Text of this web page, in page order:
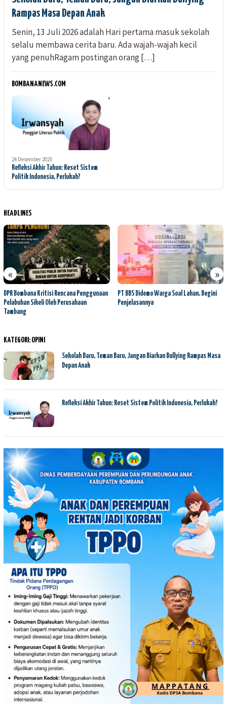
Rampas Masa Depan Anak
Senin, 13 Juli 2026 adalah Hari pertama masuk sekolah
selalu membawa cerita baru. Ada wajah-wajah kecil
yang penuhRagam postingan orang […]
BOMBANANEWS.COM
24 Desember 2025
Refleksi Akhir Tahun: Reset Sistem
Politik Indonesia, Perlukah?
HEADLINES
« »
DPR Bombana Kritisi Rencana Penggunaan
Pelabuhan Sikeli Oleh Perusahaan
Tambang
PT BBS Didemo Warga Soal Lahan, Begini
Penjelasannya
KATEGORI: OPINI
Sekolah Baru, Teman Baru, Jangan Biarkan Bullying Rampas Masa
Depan Anak
Refleksi Akhir Tahun: Reset Sistem Politik Indonesia, Perlukah?